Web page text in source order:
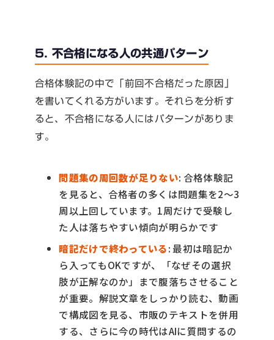
5. 不合格になる人の共通パターン
合格体験記の中で「前回不合格だった原因」
を書いてくれる方がいます。それらを分析す
ると、不合格になる人にはパターンがありま
す。
問題集の周回数が足りない: 合格体験記
を見ると、合格者の多くは問題集を2〜3
周以上回しています。1周だけで受験し
た人は落ちやすい傾向が明らかです
暗記だけで終わっている: 最初は暗記か
ら入ってもOKですが、「なぜその選択
肢が正解なのか」まで腹落ちさせること
が重要。解説文章をしっかり読む、動画
で構成図を見る、市販のテキストを併用
する、さらに今の時代はAIに質問するの